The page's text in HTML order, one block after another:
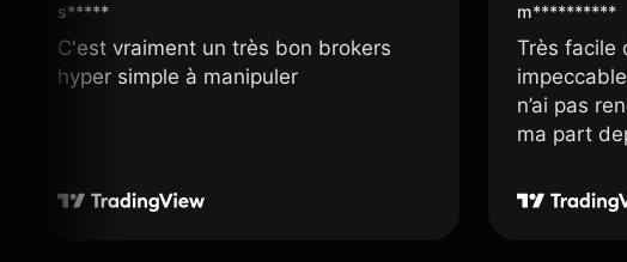
s*****
C'est vraiment un très bon brokers
hyper simple à manipuler
m**********
Très facile
n’ai pas
ma part